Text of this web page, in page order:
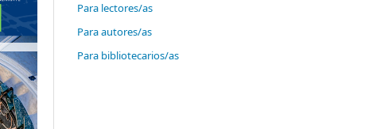
Para lectores/as
Para autores/as
Para bibliotecarios/as